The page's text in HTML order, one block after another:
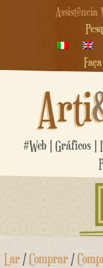
Assistência
Arti
#Web | Gráficos |
Ir
para
Lar /Comprar /